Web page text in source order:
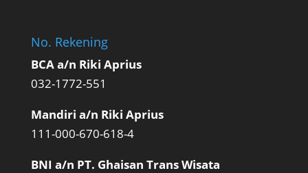
No. Rekening
BCA a/n Riki Aprius
032-1772-551
Mandiri a/n Riki Aprius
111-000-670-618-4
BNI a/n PT. Ghaisan Trans Wisata